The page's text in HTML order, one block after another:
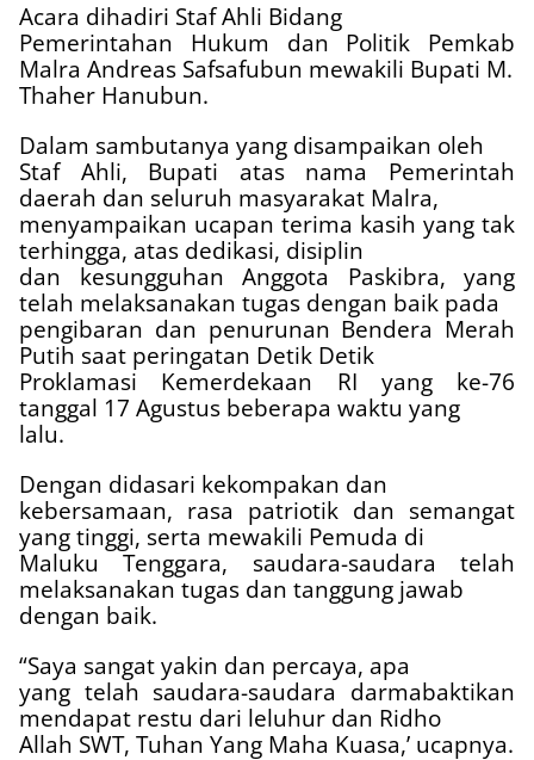
Acara dihadiri Staf Ahli Bidang
Pemerintahan Hukum dan Politik Pemkab
Malra Andreas Safsafubun mewakili Bupati M.
Thaher Hanubun.
Dalam sambutanya yang disampaikan oleh
Staf Ahli, Bupati atas nama Pemerintah
daerah dan seluruh masyarakat Malra,
menyampaikan ucapan terima kasih yang tak
terhingga, atas dedikasi, disiplin
dan kesungguhan Anggota Paskibra, yang
telah melaksanakan tugas dengan baik pada
pengibaran dan penurunan Bendera Merah
Putih saat peringatan Detik Detik
Proklamasi Kemerdekaan RI yang ke-76
tanggal 17 Agustus beberapa waktu yang
lalu.
Dengan didasari kekompakan dan
kebersamaan, rasa patriotik dan semangat
yang tinggi, serta mewakili Pemuda di
Maluku Tenggara, saudara-saudara telah
melaksanakan tugas dan tanggung jawab
dengan baik.
“Saya sangat yakin dan percaya, apa
yang telah saudara-saudara darmabaktikan
mendapat restu dari leluhur dan Ridho
Allah SWT, Tuhan Yang Maha Kuasa,’ ucapnya.